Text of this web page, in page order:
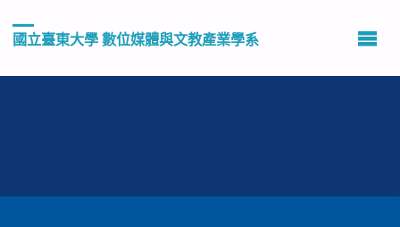
國立臺東大學 數位媒體與文教產業學系